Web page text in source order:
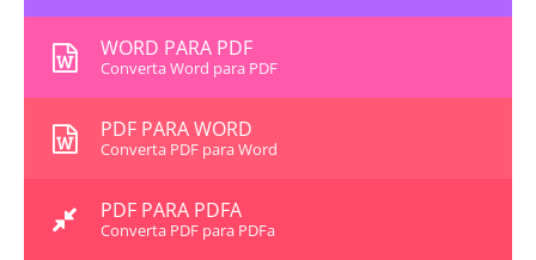
WORD PARA PDF
Converta Word para PDF
PDF PARA WORD
Converta PDF para Word
PDF PARA PDFA
Converta PDF para PDFa